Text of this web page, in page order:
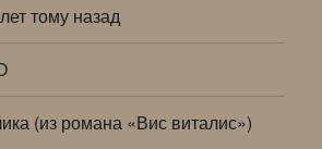
тому назад
(из романа «Вис виталис»)